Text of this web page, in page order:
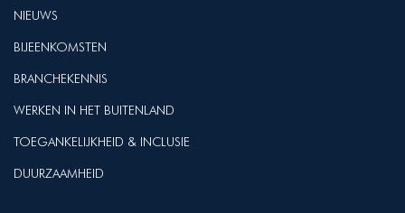
NIEUWS
BIJEENKOMSTEN
BRANCHEKENNIS
WERKEN IN HET BUITENLAND
TOEGANKELIJKHEID & INCLUSIE
DUURZAAMHEID